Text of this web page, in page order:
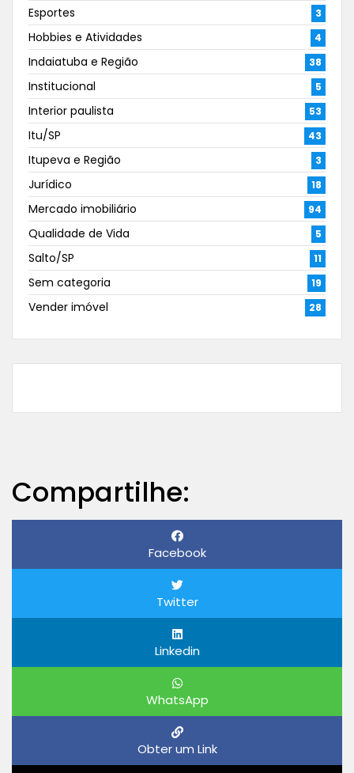
Esportes 3
Hobbies e Atividades 4
Indaiatuba e Região 38
Institucional 5
Interior paulista 53
Itu/SP 43
Itupeva e Região 3
Jurídico 18
Mercado imobiliário 94
Qualidade de Vida 5
Salto/SP 11
Sem categoria 19
Vender imóvel 28
Compartilhe:
Facebook
Twitter
Linkedin
WhatsApp
Obter um Link